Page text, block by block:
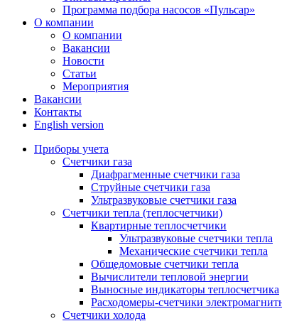
Программа подбора насосов «Пульсар»
О компании
О компании
Вакансии
Новости
Статьи
Мероприятия
Вакансии
Контакты
English version
Приборы учета
Счетчики газа
Диафрагменные счетчики газа
Струйные счетчики газа
Ультразвуковые счетчики газа
Счетчики тепла (теплосчетчики)
Квартирные теплосчетчики
Ультразвуковые счетчики тепла
Механические счетчики тепла
Общедомовые счетчики тепла
Вычислители тепловой энергии
Выносные индикаторы теплосчетчика
Расходомеры-счетчики
Счетчики холода